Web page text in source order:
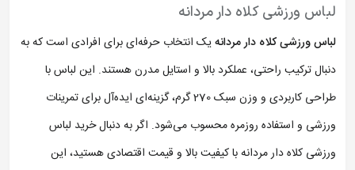
لباس ورزشی کلاه دار مردانه
لباس ورزشی کلاه دار مردانهیک انتخاب حرفه‌ای برای افرادی است که به
دنبال ترکیب راحتی، عملکرد بالا و استایل مدرن هستند. این لباس با
طراحی کاربردی و وزن سبک 270 گرم، گزینه‌ای ایده‌آل برای تمرینات
ورزشی و استفاده روزمره محسوب می‌شود. اگر به دنبال خرید لباس
ورزشی کلاه دار مردانه با کیفیت بالا و قیمت اقتصادی هستید، این